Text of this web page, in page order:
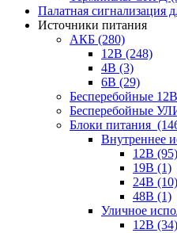
Палатная сигнализация
Источники питания
АКБ (280)
12В (248)
4В (3)
6В (29)
Бесперебойные 12В
Бесперебойные
Блоки питания
Внутреннее
12В (95)
19В (1)
24В (10)
48В (1)
Уличное
12В (34)